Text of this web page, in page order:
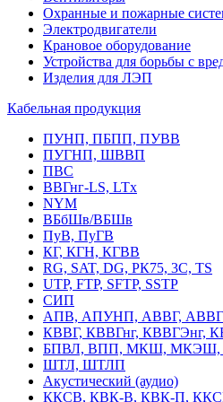
Охранные и пожарные
Электродвигатели
Крановое оборудование
Устройства для борьбы с
Изделия для ЛЭП
Кабельная продукция
ПУНП, ПБПП, ПУВВ
ПУГНП, ШВВП
ПВС
ВВГнг-LS, LTx
NYM
ВБбШв/ВБШв
ПуВ, ПуГВ
КГ, КГН, КГВВ
RG, SAT, DG, РК75, 3С, TS
UTP, FTP, SFTP, SSTP
СИП
АПВ, АПУНП, АВВГ,
КВВГ, КВВГнг, КВВГЭнг,
БПВЛ, ВПП, МКШ,
ШТЛ, ШТЛП
Акустический (аудио)
ККСВ, КВК-В, КВК-П,